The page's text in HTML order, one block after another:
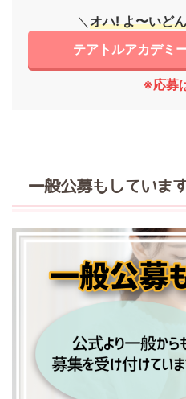
＼ オハ! よ〜いど
テアトルアカデミ
※応募
一般公募もしていま